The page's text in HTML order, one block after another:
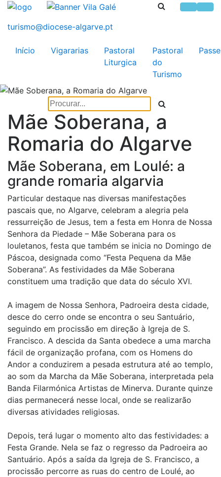
Início Vigararias
Pastoral
Liturgica
Pastoral
do
Turismo
Mãe Soberana, a
Romaria do Algarve
Mãe Soberana, em Loulé: a
grande romaria algarvia
Particular destaque nas diversas manifestações
pascais que, no Algarve, celebram a alegria pela
ressurreição de Jesus, tem a festa em Honra de Nossa
Senhora da Piedade – Mãe Soberana para os
louletanos, festa que também se inicia no Domingo de
Páscoa, designada como “Festa Pequena da Mãe
Soberana”. As festividades da Mãe Soberana
constituem uma tradição que data do século XVI.
A imagem de Nossa Senhora, Padroeira desta cidade,
desce do cerro onde se encontra o seu Santuário,
seguindo em procissão em direção à Igreja de S.
Francisco. A descida da Santa obedece a uma marcha
fácil de organização profana, com os Homens do
Andor a conduzirem a pesada estrutura até ao templo,
ao som da Marcha da Mãe Soberana, interpretada pela
Banda Filarmónica Artistas de Minerva. Durante quinze
dias permanecerá nesse local, onde se realizarão
diversas atividades religiosas.
Depois, terá lugar o momento alto das festividades: a
Festa Grande. Nela se faz o regresso da Padroeira ao
Santuário. Após a saída da Igreja de S. Francisco, a
procissão percorre as ruas do centro de Loulé, ao